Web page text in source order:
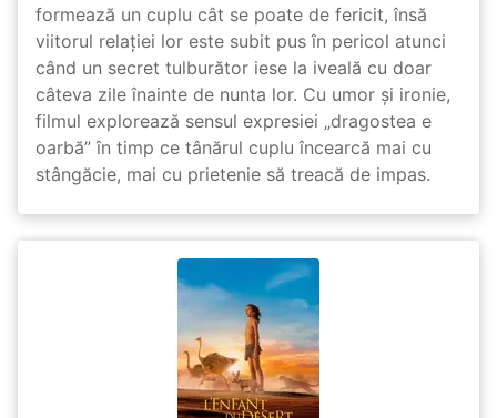
formează un cuplu cât se poate de fericit, însă
viitorul relației lor este subit pus în pericol atunci
când un secret tulburător iese la iveală cu doar
câteva zile înainte de nunta lor. Cu umor și ironie,
filmul explorează sensul expresiei „dragostea e
oarbă” în timp ce tânărul cuplu încearcă mai cu
stângăcie, mai cu prietenie să treacă de impas.